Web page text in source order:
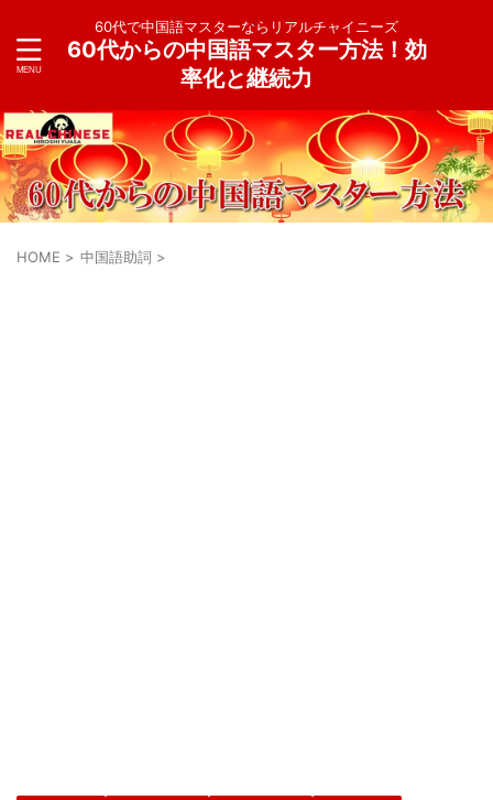
60代で中国語マスターならリアルチャイニーズ
60代からの中国語マスター方法！効
率化と継続力
HOME > 中国語助詞 >